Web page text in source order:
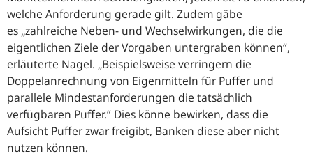
welche Anforderung gerade gilt. Zudem gäbe
es zahlreiche Neben- und Wechselwirkungen, die die
eigentlichen Ziele der Vorgaben untergraben können ,
erläuterte Nagel. Beispielsweise verringern die
Doppelanrechnung von Eigenmitteln für Puffer und
parallele Mindestanforderungen die tatsächlich
verfügbaren Puffer. Dies könne bewirken, dass die
Aufsicht Puffer zwar freigibt, Banken diese aber nicht
nutzen können.